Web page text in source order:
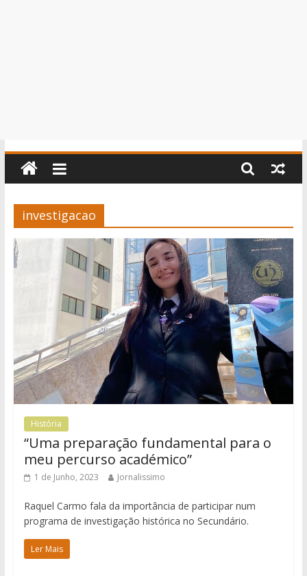
investigacao
História
“Uma preparação fundamental para o
meu percurso académico”
1 de Junho, 2023 Jornalissimo
Raquel Carmo fala da importância de participar num
programa de investigação histórica no Secundário.
Ler Mais